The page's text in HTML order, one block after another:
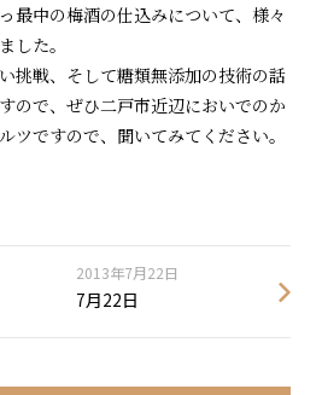
最中の梅酒の仕込みについて、様々
した。
挑戦、そして糖類無添加の技術の話
ので、ぜひ二戸市近辺においでのか
ツですので、聞いてみてください。
2013年7月22日
7月22日